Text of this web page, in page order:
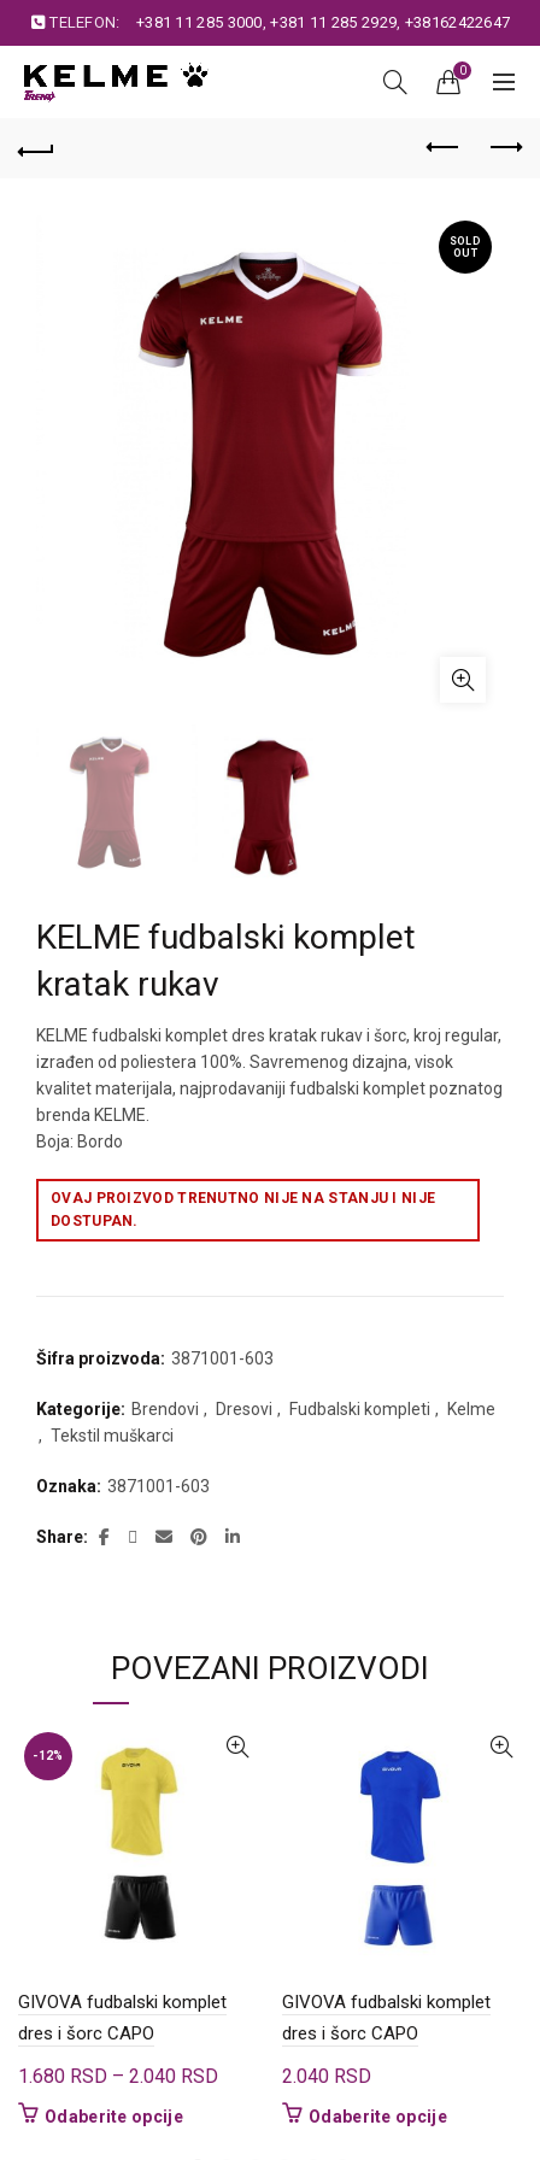
TELEFON: +381 11 285 3000,+381 11 285 2929, +38162422647
0
SOLD
OUT
KELME fudbalski komplet
kratak rukav
KELME fudbalski komplet dres kratak rukav i šorc, kroj regular,
izrađen od poliestera 100%. Savremenog dizajna, visok
kvalitet materijala, najprodavaniji fudbalski komplet poznatog
brenda KELME.
Boja: Bordo
OVAJ PROIZVOD TRENUTNO NIJE NA STANJU I NIJE
DOSTUPAN.
Šifra proizvoda: 3871001-603
Kategorije: Brendovi , Dresovi , Fudbalski kompleti , Kelme
, Tekstil muškarci
Oznaka: 3871001-603
Share
POVEZANI PROIZVODI
-12%
GIVOVA fudbalski komplet
dres i šorc CAPO
1.680 RSD – 2.040 RSDRaspon
Odaberite opcijeOvaj
GIVOVA fudbalski komplet
dres i šorc CAPO
2.040 RSD
Odaberite opcijeOvaj